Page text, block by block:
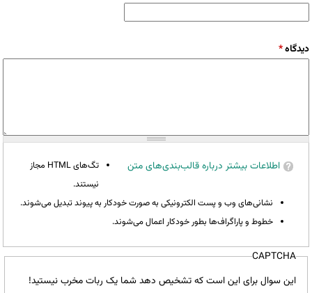
دیدگاه*
اطلاعات بیشتر درباره قالب‌بندی‌های متن
تگ‌های HTML مجاز
نیستند.
نشانی‌های وب و پست الکترونیکی به صورت خودکار به پیوند تبدیل می‌شوند.
خطوط و پاراگراف‌ها بطور خودکار اعمال می‌شوند.
CAPTCHA
این سوال برای این است که تشخیص دهد شما یک ربات مخرب نیستید!